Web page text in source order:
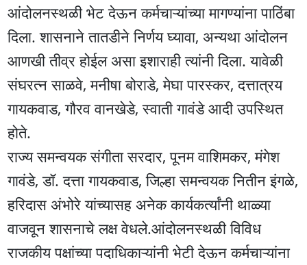
आंदोलनस्थळी भेट देऊन कर्मचाऱ्यांच्या मागण्यांना पाठिंबा
दिला. शासनाने तातडीने निर्णय घ्यावा, अन्यथा आंदोलन
आणखी तीव्र होईल असा इशाराही त्यांनी दिला. यावेळी
संघरत्न साळवे, मनीषा बोराडे, मेघा पारस्कर, दत्तात्रय
गायकवाड, गौरव वानखेडे, स्वाती गावंडे आदी उपस्थित
होते.
राज्य समन्वयक संगीता सरदार, पूनम वाशिमकर, मंगेश
गावंडे, डॉ. दत्ता गायकवाड, जिल्हा समन्वयक नितीन इंगळे,
हरिदास अंभोरे यांच्यासह अनेक कार्यकर्त्यांनी थाळ्या
वाजवून शासनाचे लक्ष वेधले.आंदोलनस्थळी विविध
राजकीय पक्षांच्या पदाधिकाऱ्यांनी भेटी देऊन कर्मचाऱ्यांना